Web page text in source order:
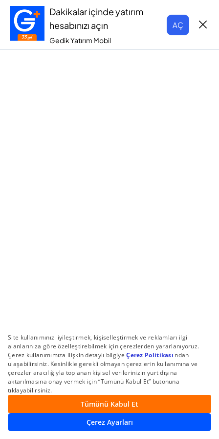
Dakikalar içinde yatırım
hesabınızı açın
Gedik Yatırım Mobil
AÇ